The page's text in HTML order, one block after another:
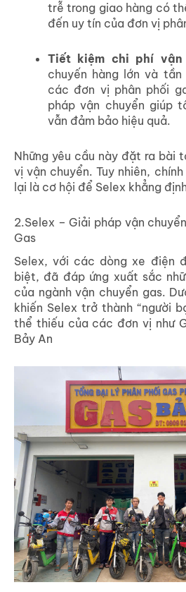
trễ trong giao hàng có
đến uy tín của đơn vị
Tiết kiệm chi phí vận
chuyến hàng lớn và
các đơn vị phân phối
pháp vận chuyển giúp
vẫn đảm bảo hiệu quả.
Những yêu cầu này đặt ra bài
vị vận chuyển. Tuy nhiên,
lại là cơ hội để Selex khẳng
2.Selex – Giải pháp vận
Gas
Selex, với các dòng xe điện
biệt, đã đáp ứng xuất sắc
của ngành vận chuyển gas.
khiến Selex trở thành “người
thể thiếu của các đơn vị như
Bảy An